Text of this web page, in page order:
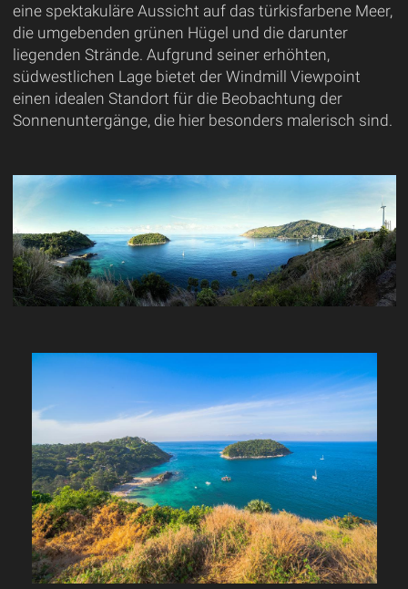
eine spektakuläre Aussicht auf das türkisfarbene Meer,
die umgebenden grünen Hügel und die darunter
liegenden Strände. Aufgrund seiner erhöhten,
südwestlichen Lage bietet der Windmill Viewpoint
einen idealen Standort für die Beobachtung der
Sonnenuntergänge, die hier besonders malerisch sind.